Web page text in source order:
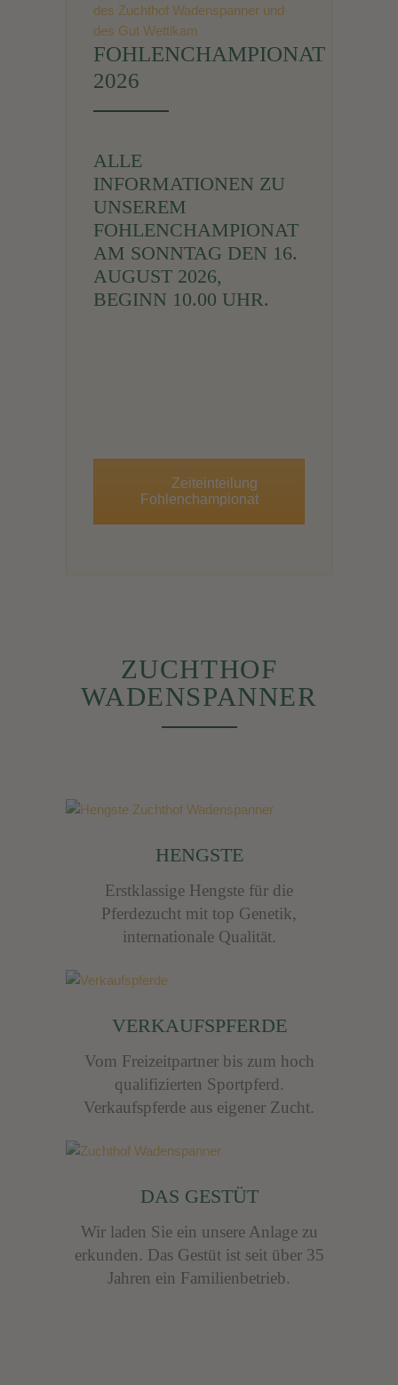
FOHLENCHAMPIONAT
2026
ALLE
INFORMATIONEN ZU
UNSEREM
FOHLENCHAMPIONAT
AM SONNTAG DEN 16.
AUGUST 2026,
BEGINN 10.00 UHR.
Zeiteinteilung
Fohlenchampionat
ZUCHTHOF
WADENSPANNER
HENGSTE
Erstklassige Hengste für die
Pferdezucht mit top Genetik,
internationale Qualität.
VERKAUFSPFERDE
Vom Freizeitpartner bis zum hoch
qualifizierten Sportpferd.
Verkaufspferde aus eigener Zucht.
DAS GESTÜT
Wir laden Sie ein unsere Anlage zu
erkunden. Das Gestüt ist seit über 35
Jahren ein Familienbetrieb.